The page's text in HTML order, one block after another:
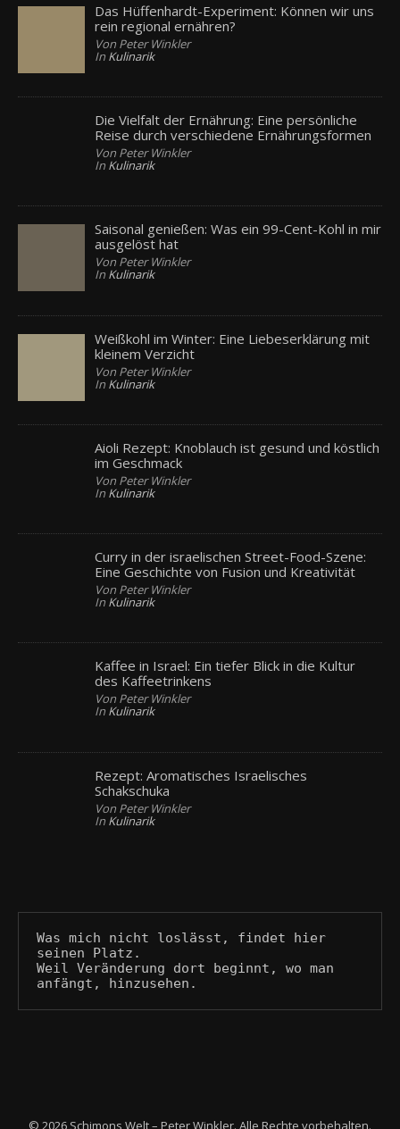
Das Hüffenhardt-Experiment: Können wir uns
rein regional ernähren?
Von Peter Winkler
In Kulinarik
Die Vielfalt der Ernährung: Eine persönliche
Reise durch verschiedene Ernährungsformen
Von Peter Winkler
In Kulinarik
Saisonal genießen: Was ein 99-Cent-Kohl in mir
ausgelöst hat
Von Peter Winkler
In Kulinarik
Weißkohl im Winter: Eine Liebeserklärung mit
kleinem Verzicht
Von Peter Winkler
In Kulinarik
Aioli Rezept: Knoblauch ist gesund und köstlich
im Geschmack
Von Peter Winkler
In Kulinarik
Curry in der israelischen Street-Food-Szene:
Eine Geschichte von Fusion und Kreativität
Von Peter Winkler
In Kulinarik
Kaffee in Israel: Ein tiefer Blick in die Kultur
des Kaffeetrinkens
Von Peter Winkler
In Kulinarik
Rezept: Aromatisches Israelisches
Schakschuka
Von Peter Winkler
In Kulinarik
Was mich nicht loslässt, findet hier
seinen Platz.
Weil Veränderung dort beginnt, wo man
anfängt, hinzusehen.
© 2026 Schimons Welt – Peter Winkler. Alle Rechte vorbehalten.